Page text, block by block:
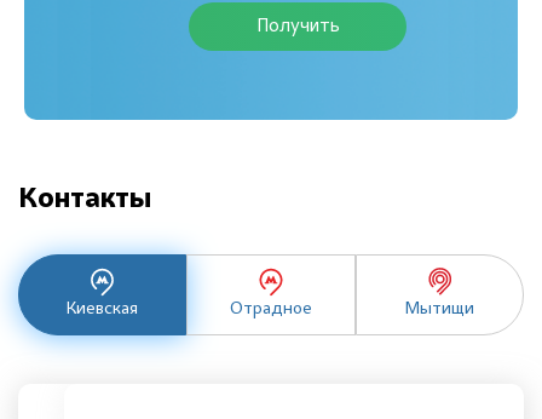
Получить
Контакты
Киевская Отрадное Мытищи